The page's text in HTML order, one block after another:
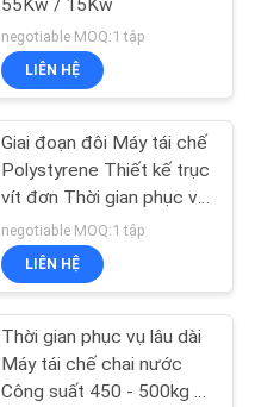
55Kw / 15Kw
negotiable MOQ:1 tập
LIÊN HỆ
Giai đoạn đôi Máy tái chế
Polystyrene Thiết kế trục
vít đơn Thời gian phục vụ
lâu
negotiable MOQ:1 tập
LIÊN HỆ
Thời gian phục vụ lâu dài
Máy tái chế chai nước
Công suất 450 - 500kg /